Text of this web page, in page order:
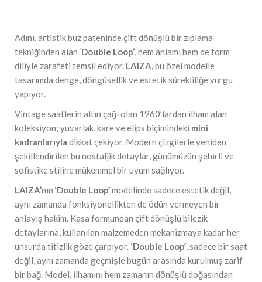
Adını, artistik buz pateninde çift dönüşlü bir zıplama
tekniğinden alan ‘Double Loop’ , hem anlamı hem de form
diliyle zarafeti temsil ediyor. LAIZA, bu özel modelle
tasarımda denge, döngüsellik ve estetik sürekliliğe vurgu
yapıyor.
Vintage saatlerin altın çağı olan 1960’lardan ilham alan
koleksiyon; yuvarlak, kare ve elips biçimindeki mini
kadranlarıyla dikkat çekiyor. Modern çizgilerle yeniden
şekillendirilen bu nostaljik detaylar, günümüzün şehirli ve
sofistike stiline mükemmel bir uyum sağlıyor.
LAIZA’nın ‘Double Loop’modelinde sadece estetik değil,
aynı zamanda fonksiyonellikten de ödün vermeyen bir
anlayış hakim. Kasa formundan çift dönüşlü bilezik
detaylarına, kullanılan malzemeden mekanizmaya kadar her
unsurda titizlik göze çarpıyor. ‘Double Loop’ , sadece bir saat
değil, aynı zamanda geçmişle bugün arasında kurulmuş zarif
bir bağ. Model, ilhamını hem zamanın dönüşlü doğasından